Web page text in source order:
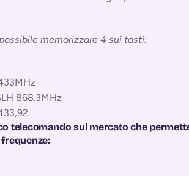
memorizzare 4 sui tasti:
868.3MHz
telecomando sul mercato che